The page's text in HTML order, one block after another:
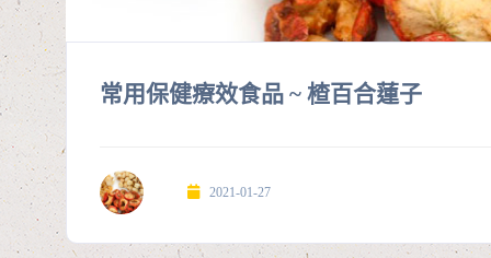
常用保健療效食品 ~ 楂百合蓮子
2021-01-27